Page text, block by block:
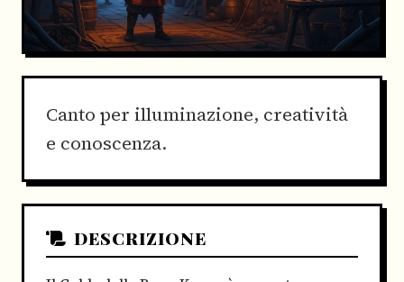
Canto per illuminazione, creatività
e conoscenza.
DESCRIZIONE